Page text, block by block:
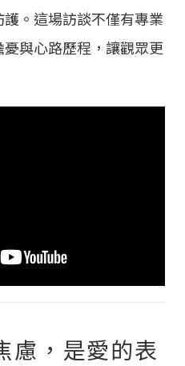
。這場訪談不僅有專業
與心路歷程，讓觀眾更
慮，是愛的表